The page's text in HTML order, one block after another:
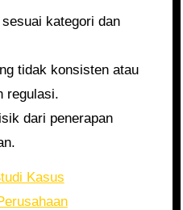
kategori dan
tidak konsisten atau
regulasi.
dari penerapan
Kasus